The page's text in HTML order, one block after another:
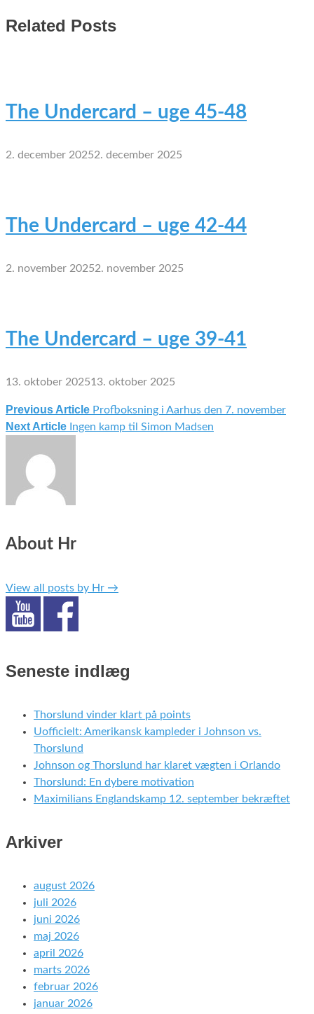
Related Posts
The Undercard – uge 45-48
2. december 20252. december 2025
The Undercard – uge 42-44
2. november 20252. november 2025
The Undercard – uge 39-41
13. oktober 202513. oktober 2025
Indlægsnavigation
Previous Article Profboksning i Aarhus den 7. november
Next Article Ingen kamp til Simon Madsen
About Hr
View all posts by Hr →
Seneste indlæg
Thorslund vinder klart på points
Uofficielt: Amerikansk kampleder i Johnson vs.
Thorslund
Johnson og Thorslund har klaret vægten i Orlando
Thorslund: En dybere motivation
Maximilians Englandskamp 12. september bekræftet
Arkiver
august 2026
juli 2026
juni 2026
maj 2026
april 2026
marts 2026
februar 2026
januar 2026